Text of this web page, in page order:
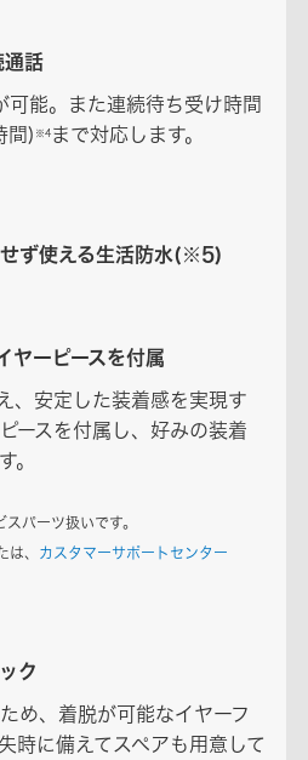
話
可能。また連続待ち受け時間
間) ※4 まで対応します。
ず使える生活防水(※5)
ヤーピースを付属
、安定した装着感を実現す
ースを付属し、好みの装着
。
パーツ扱いです。
は、 カスタマーサポートセンター
ク
め、着脱が可能なイヤーフ
時に備えてスペアも用意して